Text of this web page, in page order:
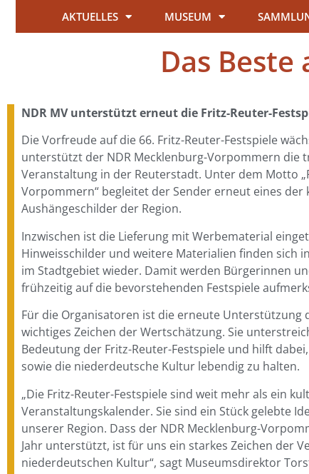
AKTUELLES MUSEUM
Das
NDR MV unterstützt erneut die Fritz-Reuter-
Die Vorfreude auf die 66. Fritz-Reuter-Festspiele
unterstützt der NDR Mecklenburg-Vorpommern die
Veranstaltung in der Reuterstadt. Unter dem Motto
Vorpommern“ begleitet der Sender erneut eines der
Aushängeschilder der Region.
Inzwischen ist die Lieferung mit Werbematerial
Hinweisschilder und weitere Materialien finden sich
im Stadtgebiet wieder. Damit werden Bürgerinnen
frühzeitig auf die bevorstehenden Festspiele
Für die Organisatoren ist die erneute Unterstützung
wichtiges Zeichen der Wertschätzung. Sie
Bedeutung der Fritz-Reuter-Festspiele und hilft
sowie die niederdeutsche Kultur lebendig zu halten.
„Die Fritz-Reuter-Festspiele sind weit mehr als ein
Veranstaltungskalender. Sie sind ein Stück gelebte
unserer Region. Dass der NDR Mecklenburg-
Jahr unterstützt, ist für uns ein starkes Zeichen der
niederdeutschen Kultur“, sagt Museumsdirektor